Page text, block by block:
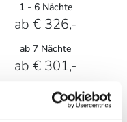
1 - 6 Nächte
ab € 326,-
ab 7 Nächte
ab € 301,-
EZ-Zuschlag
€ 120,-